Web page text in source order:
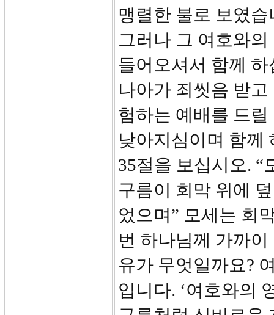
맹렬한 불로 보였
그러나 그 여호와
들어오셔서 함께
나아가 죄씻음 받
험하는 예배를 드
낮아지심이며 함께
35절을 보십시오. “
구름이 회막 위에
었으며” 모세는 회
번 하나님께 가까
유가 무엇일까요?
입니다. ‘여호와의